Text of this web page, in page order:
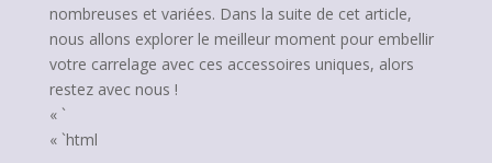
nombreuses et variées. Dans la suite de cet article,
nous allons explorer le meilleur moment pour embellir
votre carrelage avec ces accessoires uniques, alors
restez avec nous !
« `
« `html